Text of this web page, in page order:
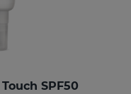
SPF50